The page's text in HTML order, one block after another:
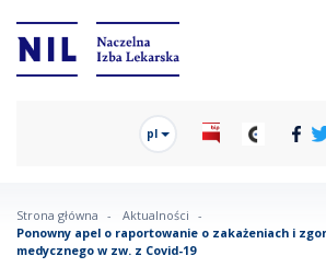
pl
Strona główna
Aktualności
Ponowny apel o raportowanie o zakażeniach i
medycznego w zw. z Covid-19